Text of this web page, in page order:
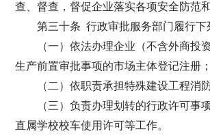
查、督查，督促企业落实各项安全防范
第三十条 行政审批服务部门履行下
（一）依法办理企业（不含外商投
生产前置审批事项的市场主体登记注册；
（二）依职责承担特殊建设工程消
（三）负责办理划转的行政许可事
直属学校校车使用许可等工作。